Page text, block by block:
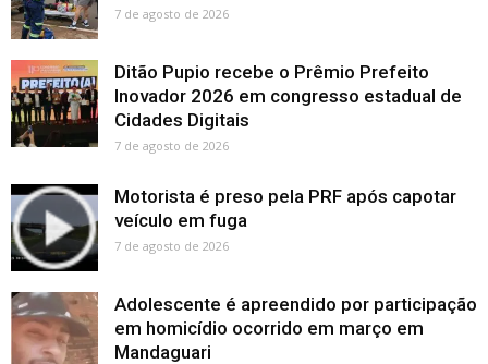
7 de agosto de 2026
Ditão Pupio recebe o Prêmio Prefeito
Inovador 2026 em congresso estadual de
Cidades Digitais
7 de agosto de 2026
Motorista é preso pela PRF após capotar
veículo em fuga
7 de agosto de 2026
Adolescente é apreendido por participação
em homicídio ocorrido em março em
Mandaguari